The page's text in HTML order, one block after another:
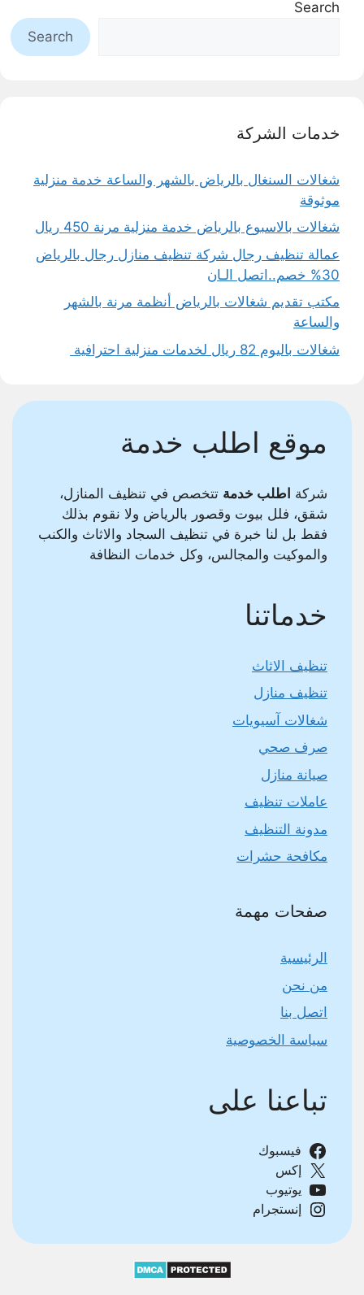
Search
Search
خدمات الشركة
شغالات السنغال بالرياض بالشهر والساعة خدمة منزلية
موثوقة
شغالات بالاسبوع بالرياض خدمة منزلية مرنة 450 ريال
عمالة تنظيف رجال شركة تنظيف منازل رجال بالرياض
30% خصم..اتصل الـان
مكتب تقديم شغالات بالرياض أنظمة مرنة بالشهر
والساعة
شغالات باليوم 82 ريال لخدمات منزلية احترافية
موقع اطلب خدمة
شركة اطلب خدمة تتخصص في تنظيف المنازل،
شقق، فلل بيوت وقصور بالرياض ولا نقوم بذلك
فقط بل لنا خبرة في تنظيف السجاد والاثاث والكنب
والموكيت والمجالس، وكل خدمات النظافة
خدماتنا
تنظيف الاثاث
تنظيف منازل
شغالات آسيويات
صرف صحي
صيانة منازل
عاملات تنظيف
مدونة التنظيف
مكافحة حشرات
صفحات مهمة
الرئيسية
من نحن
اتصل بنا
سياسة الخصوصية
تباعنا على
فيسبوك
إكس
يوتيوب
إنستجرام